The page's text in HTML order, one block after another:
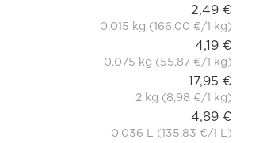
2,49 €
0.015 kg (166,00 €/1 kg)
4,19 €
0.075 kg (55,87 €/1 kg)
17,95 €
2 kg (8,98 €/1 kg)
4,89 €
0.036 L (135,83 €/1 L)